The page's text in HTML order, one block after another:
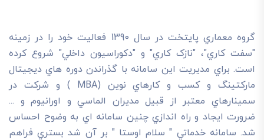
گروه معماري پايتخت در سال 1390 فعاليت خود را در زمينه
"سفت کاري"، "نازک کاري" و "دکوراسيون داخلي" شروع کرده
است. براي مديريت اين سامانه با گذراندن دوره هاي ديجيتال
مارکتينگ و کسب و کارهاي نوين (MBA ) و شرکت در
سمينارهاي معتبر از قبيل مديران الماسي و اورانيوم و ...
ضرورت ايجاد و راه اندازي چنين سامانه اي به وضوح احساس
شد. سامانه خدماتي " سلام اوستا " بر آن شد بستري فراهم